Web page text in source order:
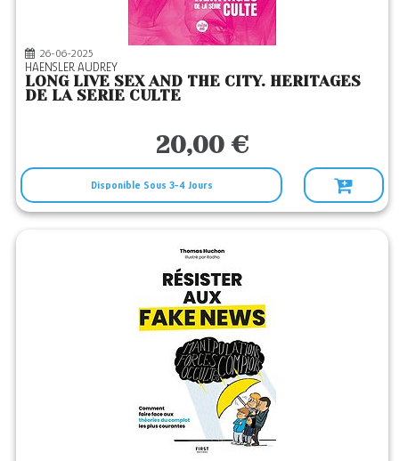
26-06-2025
HAENSLER AUDREY
LONG LIVE SEX AND THE CITY. HERITAGES
DE LA SERIE CULTE
20,00 €
Disponible Sous 3-4 Jours